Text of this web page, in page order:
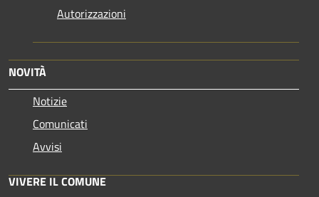
Autorizzazioni
NOVITÀ
Notizie
Comunicati
Avvisi
VIVERE IL COMUNE